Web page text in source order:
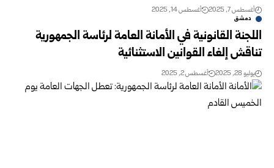
أغسطس 7, 2025 أغسطس 14, 2025
دمشق
اللجنة القانونية في الأمانة العامة لرئاسة الجمهورية
تناقش إلغاء القوانين الاستثنائية
يوليو 28, 2025 أغسطس 2, 2025